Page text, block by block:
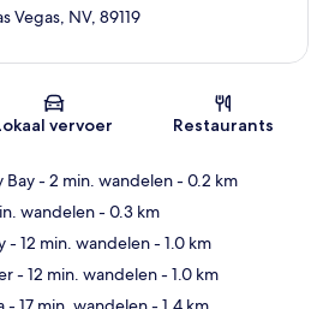
Kaart
Vegas, NV, 89119
vervoer Restaurants
Bay- 2 min. wandelen- 0.2 km
wandelen- 0.3 km
- 12 min. wandelen- 1.0 km
- 12 min. wandelen- 1.0 km